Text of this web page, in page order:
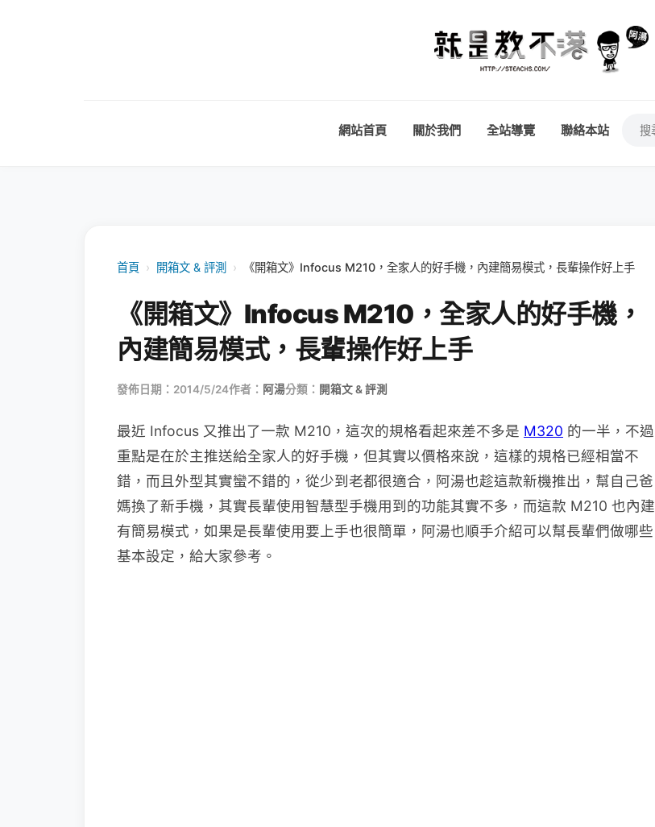
網站首頁 關於我們 全站導覽 聯絡本站
首頁 › 開箱文 & 評測 › 《開箱文》Infocus M210，全家人的好手機，內建簡易模式，長輩操作好上手
《開箱文》Infocus M210，全家人的好手機，
內建簡易模式，長輩操作好上手
發佈日期：2014/5/24作者： 阿湯分類： 開箱文 & 評測
最近 Infocus 又推出了一款 M210，這次的規格看起來差不多是 M320 的一半，不過
重點是在於主推送給全家人的好手機，但其實以價格來說，這樣的規格已經相當不
錯，而且外型其實蠻不錯的，從少到老都很適合，阿湯也趁這款新機推出，幫自己爸
媽換了新手機，其實長輩使用智慧型手機用到的功能其實不多，而這款 M210 也內建
有簡易模式，如果是長輩使用要上手也很簡單，阿湯也順手介紹可以幫長輩們做哪些
基本設定，給大家參考。